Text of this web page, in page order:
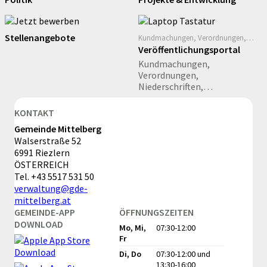
Stellenangebote
Kundmachungen, Verordnungen,
Niederschriften,
Gemeindeinformationen
Veröffentlichungsportal
Kundmachungen,
Verordnungen,
Niederschriften,
KONTAKT
Gemeinde Mittelberg
Walserstraße 52
6991 Riezlern
ÖSTERREICH
Tel. +43 5517 531 50
verwaltung@gde-
mittelberg.at
GEMEINDE-APP
DOWNLOAD
ÖFFNUNGSZEITEN
Mo, Mi,
Fr
07:30-12:00
Di, Do 07:30-12:00und
13:30-16:00